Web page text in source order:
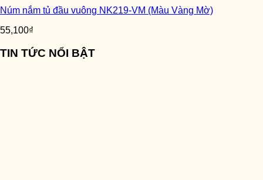
Núm nắm tủ đầu vuông NK219-VM (Màu Vàng Mờ)
55,100₫
TIN TỨC NỔI BẬT